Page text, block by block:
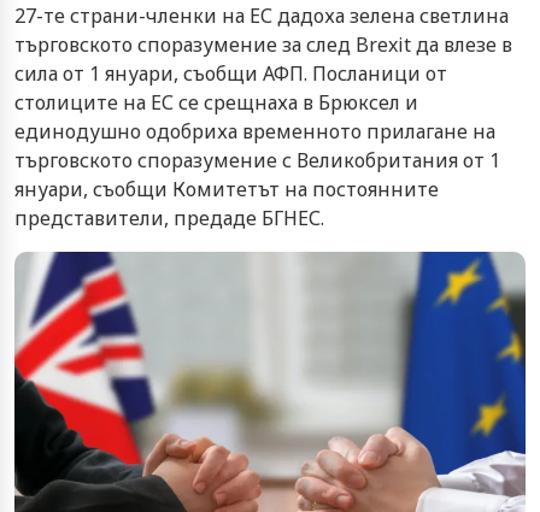
27-те страни-членки на ЕС дадоха зелена светлина
търговското споразумение за след Brexit да влезе в
сила от 1 януари, съобщи АФП. Посланици от
столиците на ЕС се срещнаха в Брюксел и
единодушно одобриха временното прилагане на
търговското споразумение с Великобритания от 1
януари, съобщи Комитетът на постоянните
представители, предаде БГНЕС.